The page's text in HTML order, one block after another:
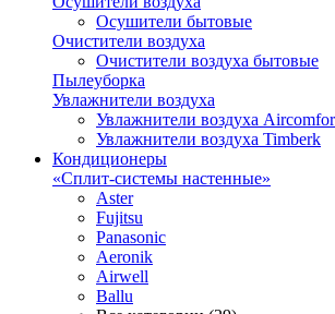
Осушители бытовые
Очистители воздуха
Очистители воздуха бытовые
Пылеуборка
Увлажнители воздуха
Увлажнители воздуха
Увлажнители воздуха Timberk
Кондиционеры
«Сплит-системы настенные»
Aster
Fujitsu
Panasonic
Aeronik
Airwell
Ballu